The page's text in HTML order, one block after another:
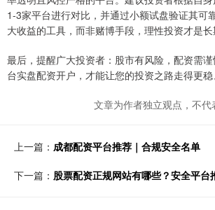
1-3家平台进行对比，并通过小额试盘验证其可
大收益的工具，而非赌博手段，理性投资才是长
最后，提醒广大投资者：股市有风险，配资需
台实盘配资开户，才能让您的投资之路走得更稳
文章为作者独立观点，不
上一篇： 成都配资平台推荐｜合规安全名单
下一篇： 股票配资正规网站有哪些？安全平台